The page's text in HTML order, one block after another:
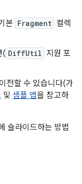
본 Fragment 컬렉
( DiffUtil 지원 포
전할 수 있습니다(가
및 샘플 앱을 참고하
슬라이드하는 방법